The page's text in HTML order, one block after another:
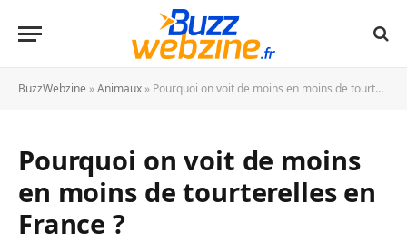
BuzzWebzine »Animaux » Pourquoi on voit de moins en moins de tourterelles en France ?
Pourquoi on voit de moins
en moins de tourterelles en
France ?